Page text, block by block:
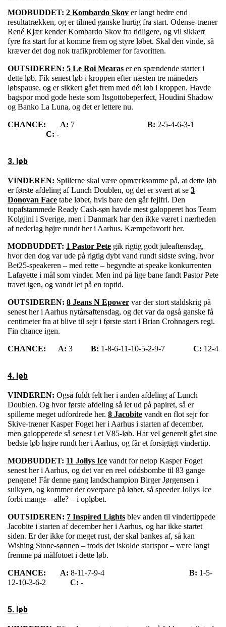
MODBUDDET: 2 Kombardo Skov er langt bedre end
resultatrækken, og er tilmed ganske hurtig fra start. Odense-træner
René Kjær kender Kombardo Skov fra tidligere, og vil sikkert
fyre fra start for at komme frem og styre løbet. Skal den vinde, så
kræver det dog nok trafikproblemer for favoritten.
OUTSIDEREN: 5 Le Roi Mearas er en spændende starter i
dette løb. Fik senest løb i kroppen efter næsten tre måneders
løbspause, og er sikkert gået frem med dét løb i kroppen. Havde
bagspor mod gode heste som Itsgottobeperfect, Houdini Shadow
og Banko La Luna, og det er lettere nu.
CHANCE: A: 7 B: 2-5-4-6-3-1
C: -
3. løb
VINDEREN: Spillerne skal være opmærksomme på, at dette løb
er første afdeling af Lunch Doublen, og det er svært at se 3
Donovan Face tabe løbet, hvis bare den går fejlfri. Den
topafstammede Ready Cash-søn havde mest galopperet hos Team
Kolgjini i Sverige, men i Danmark har den ikke været i nærheden
af nederlag højre rundt her i Aarhus. Kæmpefavorit her.
MODBUDDET: 1 Pastor Pete gik rigtig godt juleaftensdag,
hvor den dog var ude på rigtig dybt vand rundt sidste sving, hvor
Bet25-speakeren – med rette – begyndte at speake konkurrenten
Lafayette i mål som vinder. Men ind på lige bane fandt Pastor Pete
travet igen, og vandt let på en toptid.
OUTSIDEREN: 8 Jeans N Epower var der stort staldskrig på
senest her i Aarhus nytårsaftensdag, og det var da også ganske få
centimeter fra at blive til sejr i første start i Brian Crohnagers regi.
Fin chance igen.
CHANCE: A: 3 B: 1-8-6-11-10-5-2-9-7 C: 12-4
4. løb
VINDEREN: Også fuldt felt her i anden afdeling af Lunch
Doublen. Og hvor første afdeling så let ud på papiret, så er
spillerne meget udfordrede her. 8 Jacobite vandt en flot sejr for
Skive-træner Kasper Foget her i Aarhus i starten af december,
men galopperede så senest i et V85-løb. Har vel generelt gået sine
bedste løb højre rundt her i Aarhus, og får et forsigtigt vindertip.
MODBUDDET: 11 Jollys Ice vandt for netop Kasper Foget
senest her i Aarhus, og det var en reel oddsbombe til 83 gange
pengene! Får denne gang landschampion Birger Jørgensen i
sulkyen, og kommer der overpace på løbet, så speeder Jollys Ice
forbi mange – alle? – i opløbet.
OUTSIDEREN: 7 Inspired Lights blev anden til vindertippede
Jacobite i starten af december her i Aarhus, og har ikke startet
siden. Er der ikke for meget rust, der skal bankes af, så kan
Wishing Stone-sønnen – trods det iskolde startspor – være langt
fremme på målfotoet i dette løb.
CHANCE: A: 8-11-7-9-4 B: 1-5-
12-10-3-6-2
C: -
5. løb